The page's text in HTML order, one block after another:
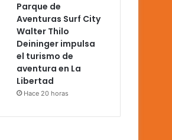
Parque de
Aventuras Surf City
Walter Thilo
Deininger impulsa
el turismo de
aventura en La
Libertad
Hace 20 horas